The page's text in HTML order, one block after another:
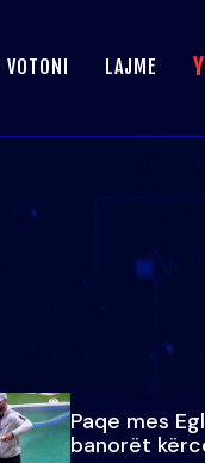
VOTONI LAJME
Paqe mes
banorët